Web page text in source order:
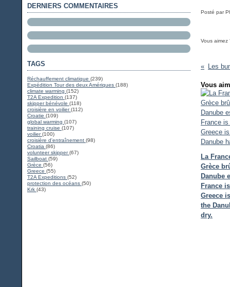
DERNIERS COMMENTAIRES
TAGS
Réchauffement climatique (239)
Expédition Tour des deux Amériques (188)
climate warming (152)
T2A Expedition (137)
skipper bénévole (118)
croisière en voilier(112)
Croatie (109)
global warming (107)
training cruise (107)
voilier(100)
croisière d'entraînement (98)
Croatia (86)
volunteer skipper(67)
Sailboat (59)
Grèce (56)
Greece (55)
T2A Expeditions (52)
protection des océans (50)
Krk (43)
Posté par
Vous aimez
Vous
La
Grèce
Danube
France
Greece
the
dry.